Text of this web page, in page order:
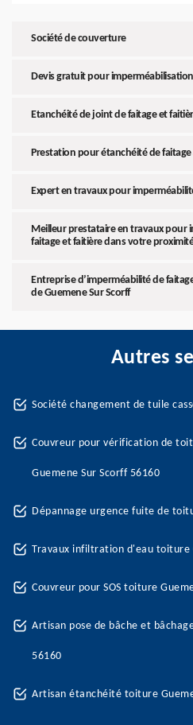
Société de couverture
Devis gratuit pour
Etanchéité de joint de faitage et
Prestation pour étanchéité de
Expert en travaux pour
Meilleur prestataire en travaux pour
faitage et faitière dans votre proximité
Entreprise d’imperméabilité de
de Guemene Sur Scorff
Autres
Société changement de tuile
Couvreur pour vérification de
Guemene Sur Scorff 56160
Dépannage urgence fuite de
Travaux infiltration d'eau toiture
Couvreur pour SOS toiture
Artisan pose de bâche et
56160
Artisan étanchéité toiture